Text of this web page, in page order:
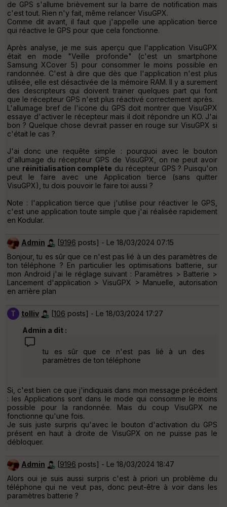
de GPS s'allume brièvement sur la barre de notification mais
c'est tout. Rien n'y fait, même relancer VisuGPX.
Comme dit avant, il faut que j'appelle une application tierce
qui réactive le GPS pour que cela fonctionne.
Après analyse, je me suis aperçu que l'application VisuGPX
était en mode "Veille profonde" (c'est un smartphone
Samsung XCover 5) pour consommer le moins possible en
randonnée. C'est à dire que dès que l'application n'est plus
utilisée, elle est désactivée de la mémoire RAM. Il y a surement
des descripteurs qui doivent trainer quelques part qui font
que le récepteur GPS n'est plus réactivé correctement après.
L'allumage bref de l'icone du GPS doit montrer que VisuGPX
essaye d'activer le récepteur mais il doit répondre un KO. J'ai
bon ? Quelque chose devrait passer en rouge sur VisuGPX si
c'était le cas ?
J'ai donc une requête simple : pourquoi avec le bouton
d'allumage du récepteur GPS de VisuGPX, on ne peut avoir
une réinitialisation complète du récepteur GPS ? Puisqu'on
peut le faire avec une Application tierce (sans quitter
VisuGPX), tu dois pouvoir le faire toi aussi ?
Note : l'application tierce que j'utilise pour réactiver le GPS,
c'est une application toute simple que j'ai réalisée rapidement
en Kodular.
Admin [9196 posts] - Le 18/03/2024 07:15
Bonjour, tu es sûr que ce n'est pas lié à un des paramètres de
ton téléphone ? En particulier les optimisations batterie, sur
mon Android j'ai le réglage suivant : Paramètres > Batterie >
Lancement d'application > VisuGPX > Manuelle, autorisation
en arrière plan
T tolliv [106 posts] - Le 18/03/2024 17:27
Admin a dit :
tu es sûr que ce n'est pas lié à un des
paramètres de ton téléphone
Si, c'est bien ce que j'indiquais dans mon message précédent
: les Applications sont dans le mode qui consomme le moins
possible pour la randonnée. Mais du coup VisuGPX ne
fonctionne qu'une fois.
Je suis juste surpris qu'avec le bouton d'activation du GPS
présent en haut à droite de VisuGPX on ne puisse pas le
débloquer.
Admin [9196 posts] - Le 18/03/2024 18:47
Alors oui je suis aussi surpris c'est à priori un problème du
téléphone qui ne veut pas, donc peut-être à voir dans les
paramètres batterie ?